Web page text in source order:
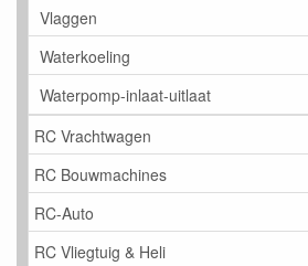
Vlaggen
Waterkoeling
Waterpomp-inlaat-uitlaat
RC Vrachtwagen
RC Bouwmachines
RC-Auto
RC Vliegtuig & Heli